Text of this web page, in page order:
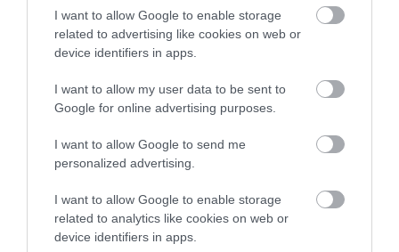
I want to allow Google to enable storage
related to advertising like cookies on web or
device identifiers in apps.
I want to allow my user data to be sent to
Google for online advertising purposes.
I want to allow Google to send me
personalized advertising.
I want to allow Google to enable storage
related to analytics like cookies on web or
device identifiers in apps.
activities.easyjet.com– keresztül.